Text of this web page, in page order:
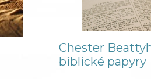
Chester
biblické papyry